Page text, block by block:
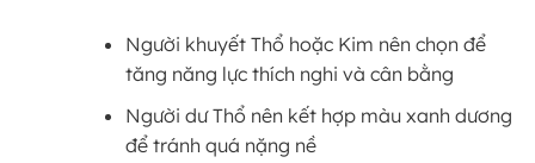
Người khuyết Thổ hoặc Kim nên chọn để
tăng năng lực thích nghi và cân bằng
Người dư Thổ nên kết hợp màu xanh dương
để tránh quá nặng nề